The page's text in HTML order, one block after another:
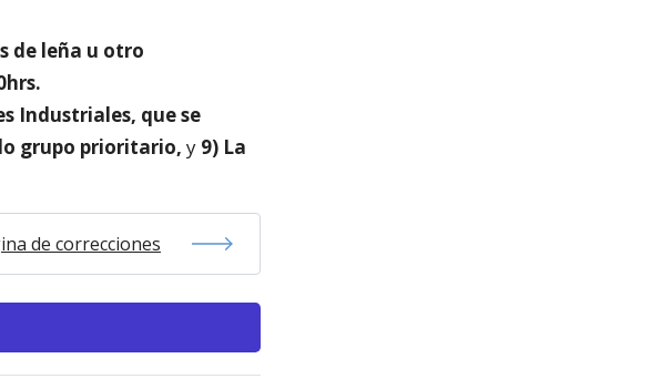
de leña u otro
Industriales, que se
grupo prioritario, y 9) La
de correcciones